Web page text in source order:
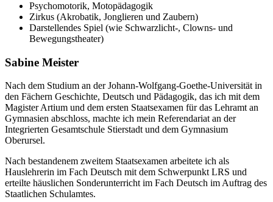
Psychomotorik, Motopädagogik
Zirkus (Akrobatik, Jonglieren und Zaubern)
Darstellendes Spiel (wie Schwarzlicht-, Clowns- und
Bewegungstheater)
Sabine Meister
Nach dem Studium an der Johann-Wolfgang-Goethe-Universität in
den Fächern Geschichte, Deutsch und Pädagogik, das ich mit dem
Magister Artium und dem ersten Staatsexamen für das Lehramt an
Gymnasien abschloss, machte ich mein Referendariat an der
Integrierten Gesamtschule Stierstadt und dem Gymnasium
Oberursel.
Nach bestandenem zweitem Staatsexamen arbeitete ich als
Hauslehrerin im Fach Deutsch mit dem Schwerpunkt LRS und
erteilte häuslichen Sonderunterricht im Fach Deutsch im Auftrag des
Staatlichen Schulamtes.